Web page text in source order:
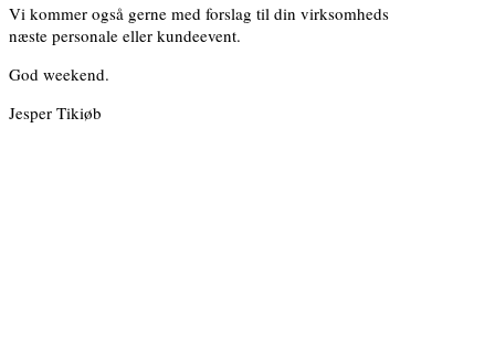
Vi kommer også gerne med forslag til din virksomheds
næste personale eller kundeevent.
God weekend.
Jesper Tikiøb